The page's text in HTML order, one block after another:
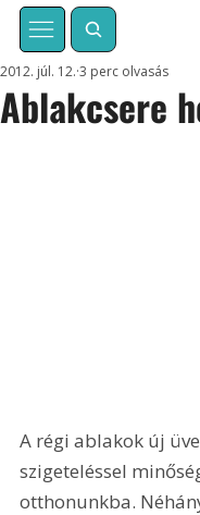
Ablakcsere
2012. júl. 12. 3 perc olvasás
A régi ablakok új
szigeteléssel
otthonunkba.